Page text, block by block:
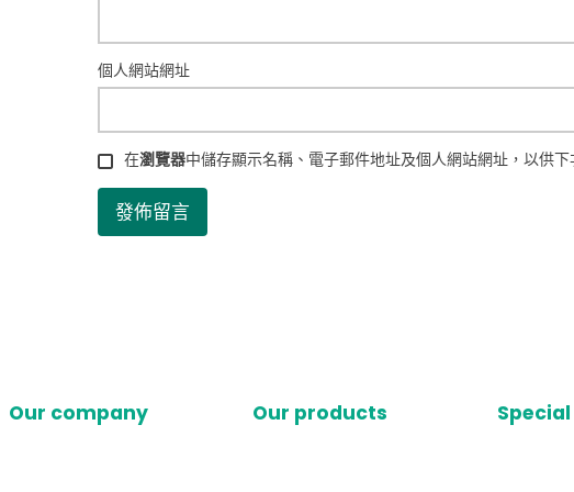
個人網站網址
在瀏覽器中儲存顯示名稱、電子郵件地址及個人網站網址，以供下
Our company Our products